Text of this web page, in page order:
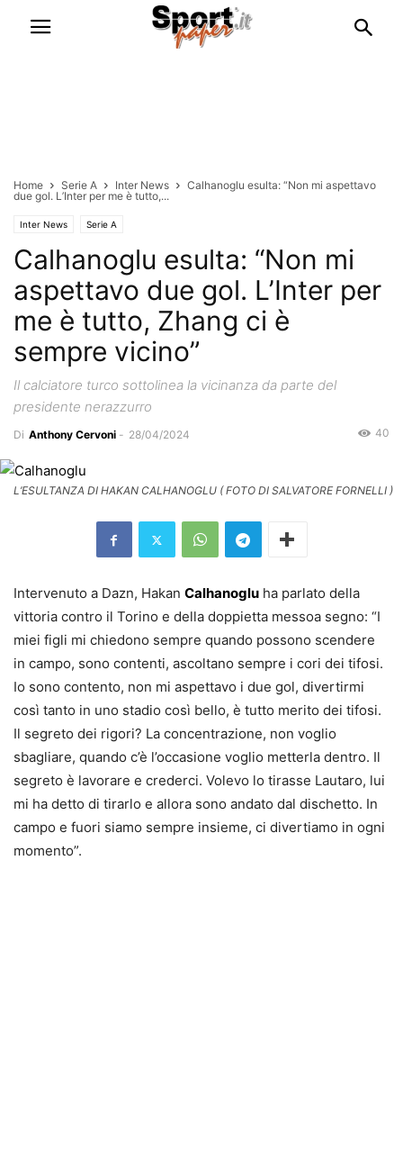
Home Serie A Inter News
Calhanoglu esulta: “Non mi aspettavo
due gol. L’Inter per me è tutto,...
Inter News Serie A
Calhanoglu esulta: “Non mi
aspettavo due gol. L’Inter per
me è tutto, Zhang ci è
sempre vicino”
Il calciatore turco sottolinea la vicinanza da parte del
presidente nerazzurro
Di Anthony Cervoni - 28/04/2024 40
L’ESULTANZA DI HAKAN CALHANOGLU ( FOTO DI SALVATORE FORNELLI )
Intervenuto a Dazn, Hakan Calhanoglu ha parlato della
vittoria contro il Torino e della doppietta messoa segno: “I
miei figli mi chiedono sempre quando possono scendere
in campo, sono contenti, ascoltano sempre i cori dei tifosi.
Io sono contento, non mi aspettavo i due gol, divertirmi
così tanto in uno stadio così bello, è tutto merito dei tifosi.
Il segreto dei rigori? La concentrazione, non voglio
sbagliare, quando c’è l’occasione voglio metterla dentro. Il
segreto è lavorare e crederci. Volevo lo tirasse Lautaro, lui
mi ha detto di tirarlo e allora sono andato dal dischetto. In
campo e fuori siamo sempre insieme, ci divertiamo in ogni
momento”.